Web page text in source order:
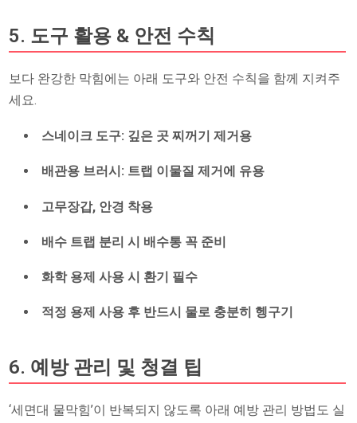
5. 도구 활용 & 안전 수칙
보다 완강한 막힘에는 아래 도구와 안전 수칙을 함께 지켜주
세요.
스네이크 도구: 깊은 곳 찌꺼기 제거용
배관용 브러시 : 트랩 이물질 제거에 유용
고무장갑, 안경 착용
배수 트랩 분리 시 배수통 꼭 준비
화학 용제 사용 시 환기 필수
적정 용제 사용 후 반드시 물로 충분히 헹구기
6. 예방 관리 및 청결 팁
‘세면대 물막힘’이 반복되지 않도록 아래 예방 관리 방법도 실